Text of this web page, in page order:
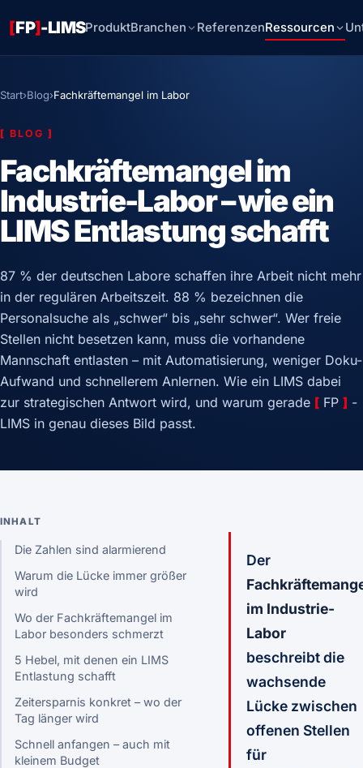
[FP]-LIMSProduktBranchen ReferenzenRessourcen
Start›Blog›Fachkräftemangel im Labor
[ BLOG ]
Fachkräftemangel im
Industrie-Labor – wie ein
LIMS Entlastung schafft
87 % der deutschen Labore schaffen ihre Arbeit nicht mehr
in der regulären Arbeitszeit. 88 % bezeichnen die
Personalsuche als „schwer“ bis „sehr schwer“. Wer freie
Stellen nicht besetzen kann, muss die vorhandene
Mannschaft entlasten – mit Automatisierung, weniger Doku-
Aufwand und schnellerem Anlernen. Wie ein LIMS dabei
zur strategischen Antwort wird, und warum gerade [ FP ] -
LIMS in genau dieses Bild passt.
INHALT
Die Zahlen sind alarmierend
Warum die Lücke immer größer
wird
Wo der Fachkräftemangel im
Labor besonders schmerzt
5 Hebel, mit denen ein LIMS
Entlastung schafft
Zeitersparnis konkret – wo der
Tag länger wird
Schnell anfangen – auch mit
kleinem Budget
Der
im Industrie-
Labor
beschreibt die
wachsende
Lücke zwischen
offenen Stellen
für